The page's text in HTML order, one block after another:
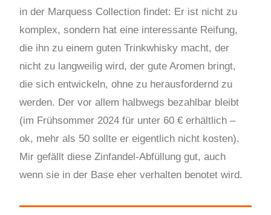
in der Marquess Collection findet: Er ist nicht zu
komplex, sondern hat eine interessante Reifung,
die ihn zu einem guten Trinkwhisky macht, der
nicht zu langweilig wird, der gute Aromen bringt,
die sich entwickeln, ohne zu herausfordernd zu
werden. Der vor allem halbwegs bezahlbar bleibt
(im Frühsommer 2024 für unter 60 € erhältlich –
ok, mehr als 50 sollte er eigentlich nicht kosten).
Mir gefällt diese Zinfandel-Abfüllung gut, auch
wenn sie in der Base eher verhalten benotet wird.